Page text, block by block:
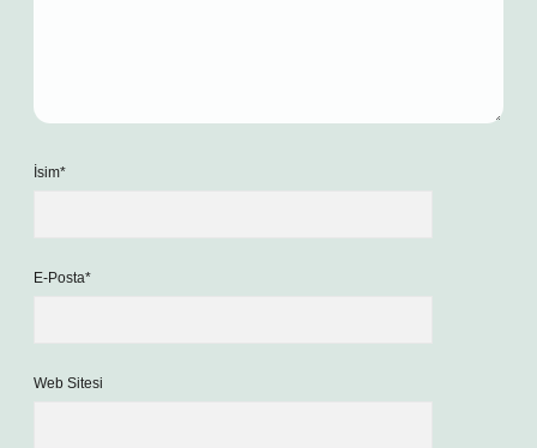
İsim*
E-Posta*
Web Sitesi